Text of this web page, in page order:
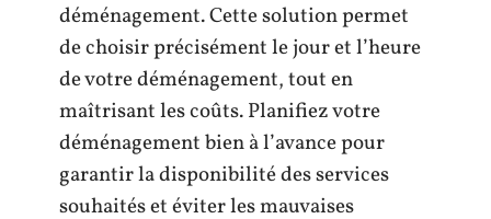
déménagement. Cette solution permet
de choisir précisément le jour et l’heure
de votre déménagement, tout en
maîtrisant les coûts. Planifiez votre
déménagement bien à l’avance pour
garantir la disponibilité des services
souhaités et éviter les mauvaises